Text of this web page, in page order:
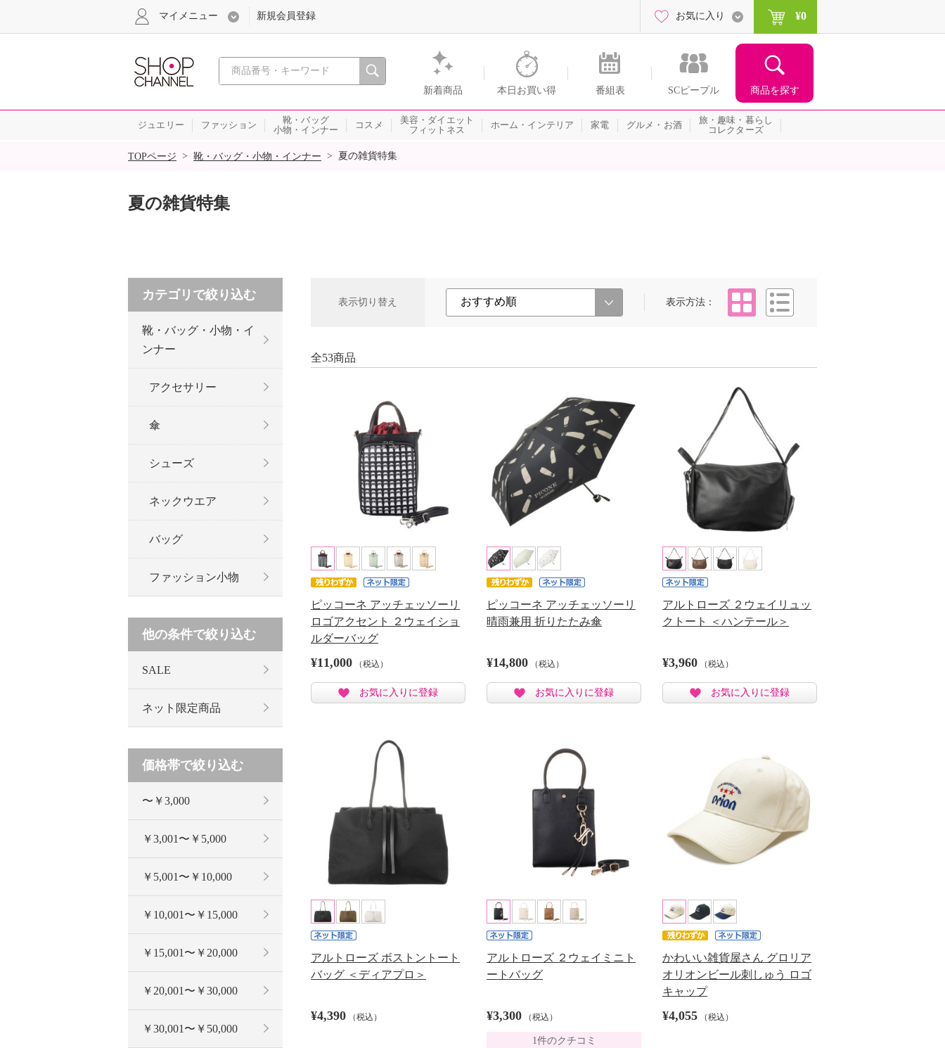
心おどる、瞬間を。通販・テレビショッピングのショップチャンネル
新着商品 本日お買い得 番組表 SCピープル 商品を探す
マイメニュー 新規会員登録 お気に入り ¥0
ジュエリー ファッション
靴・バッグ
小物・インナー
コスメ
美容・ダイエット
フィットネス
ホーム・インテリア 家電 グルメ・お酒
旅・趣味・暮らし
コレクターズ
SALE
TOPページ > 靴・バッグ・小物・インナー > 夏の雑貨特集
夏の雑貨特集
表示切り替え 表示方法
タイル
全53商品
ピッコーネ アッチェッソーリ
ロゴアクセント ２ウェイショ
ルダーバッグ
¥11,000 （税込）
お気に入りに登録
ピッコーネ アッチェッソーリ
晴雨兼用 折りたたみ傘
¥14,800 （税込）
お気に入りに登録
アルトローズ ２ウェイリュッ
クトート ＜ハンテール＞
¥3,960 （税込）
お気に入りに登録
アルトローズ ボストントート
バッグ ＜ディアプロ＞
¥4,390 （税込）
アルトローズ ２ウェイミニト
ートバッグ
¥3,300 （税込）
1件のクチコミ
かわいい雑貨屋さん グロリア
オリオンビール刺しゅう ロゴ
キャップ
¥4,055 （税込）
カテゴリで絞り込む
靴・バッグ・小物・イ
ンナー
アクセサリー
傘
シューズ
ネックウエア
バッグ
ファッション小物
他の条件で絞り込む
SALE
ネット限定商品
価格帯で絞り込む
〜￥3,000
￥3,001〜￥5,000
￥5,001〜￥10,000
￥10,001〜￥15,000
￥15,001〜￥20,000
￥20,001〜￥30,000
￥30,001〜￥50,000